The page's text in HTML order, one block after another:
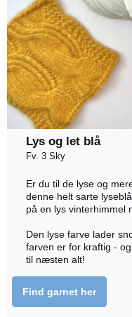
Lys og let blå
Fv. 3 Sky
Er du til de lyse og
denne helt sarte
på en lys vinterhimmel
Den lyse farve lader
farven er for kraftig -
til næsten alt!
Find garnet her